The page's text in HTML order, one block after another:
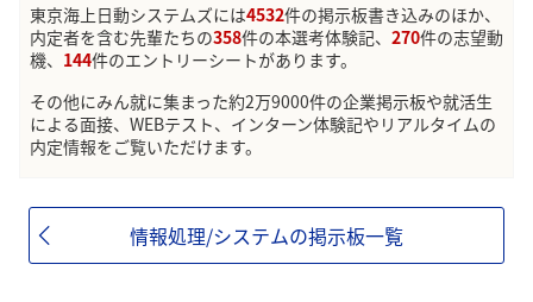
東京海上日動システムズには4532件の掲示板書き込みのほか、
内定者を含む先輩たちの358件の本選考体験記、 270件の志望動
機、 144件のエントリーシートがあります。
その他にみん就に集まった約2万9000件の企業掲示板や就活生
による面接、WEBテスト、インターン体験記やリアルタイムの
内定情報をご覧いただけます。
情報処理/システムの掲示板一覧